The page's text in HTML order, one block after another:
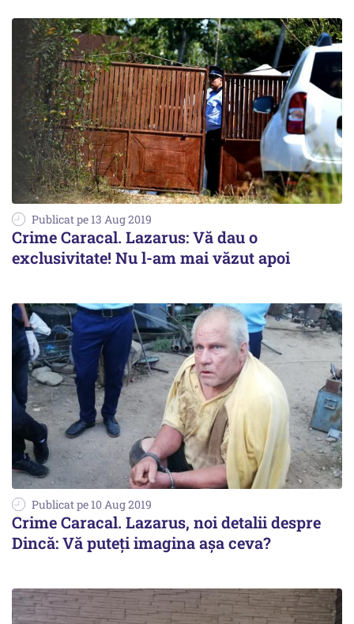
Publicat pe 13 Aug 2019
Crime Caracal. Lazarus: Vă dau o
exclusivitate! Nu l-am mai văzut apoi
Publicat pe 10 Aug 2019
Crime Caracal. Lazarus, noi detalii despre
Dincă: Vă puteți imagina așa ceva?